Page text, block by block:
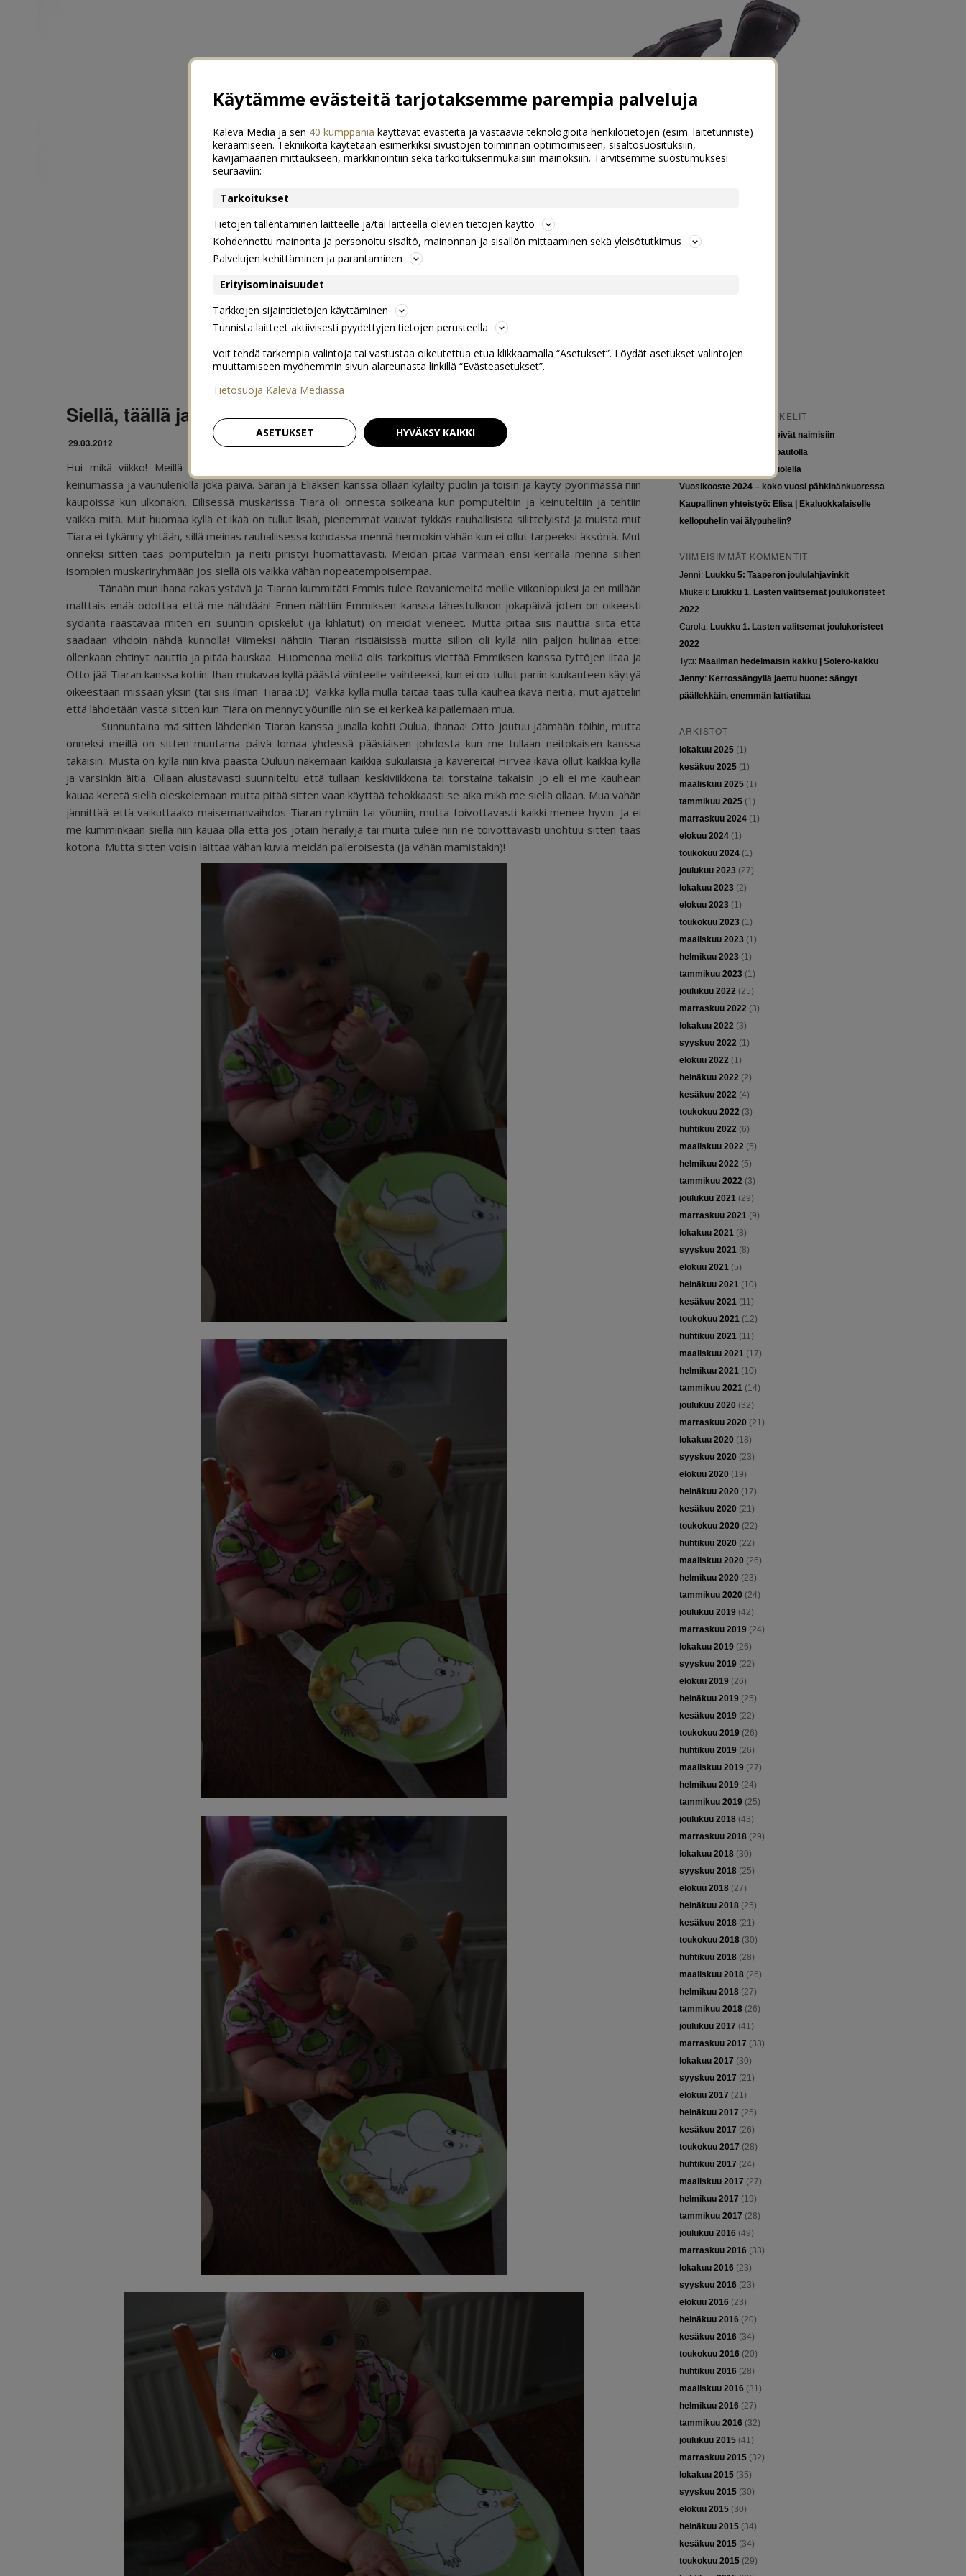
Siellä, täällä ja tuolla
29.03.2012
Hui mikä viikko! Meillä on ollut niin kiirettä joka päivä, ollaan huideltu muskarissa, vauvakerhossa, puistossa
keinumassa ja vaunulenkillä joka päivä. Saran ja Eliaksen kanssa ollaan kyläilty puolin ja toisin ja käyty pyörimässä niin
kaupoissa kun ulkonakin. Eilisessä muskarissa Tiara oli onnesta soikeana kun pomputeltiin ja keinuteltiin ja tehtiin
vaikka mitä. Mut huomaa kyllä et ikää on tullut lisää, pienemmät vauvat tykkäs rauhallisista silittelyistä ja muista mut
Tiara ei tykänny yhtään, sillä meinas rauhallisessa kohdassa mennä hermokin vähän kun ei ollut tarpeeksi äksöniä. Mut
onneksi sitten taas pomputeltiin ja neiti piristyi huomattavasti. Meidän pitää varmaan ensi kerralla mennä siihen
isompien muskariryhmään jos siellä ois vaikka vähän nopeatempoisempaa.
Tänään mun ihana rakas ystävä ja Tiaran kummitäti Emmis tulee Rovaniemeltä meille viikonlopuksi ja en millään
malttais enää odottaa että me nähdään! Ennen nähtiin Emmiksen kanssa lähestulkoon jokapäivä joten on oikeesti
sydäntä raastavaa miten eri suuntiin opiskelut (ja kihlatut) on meidät vieneet. Mutta pitää siis nauttia siitä että
saadaan vihdoin nähdä kunnolla! Viimeksi nähtiin Tiaran ristiäisissä mutta sillon oli kyllä niin paljon hulinaa ettei
ollenkaan ehtinyt nauttia ja pitää hauskaa. Huomenna meillä olis tarkoitus viettää Emmiksen kanssa tyttöjen iltaa ja
Otto jää Tiaran kanssa kotiin. Ihan mukavaa kyllä päästä viihteelle vaihteeksi, kun ei oo tullut pariin kuukauteen käytyä
oikeestaan missään yksin (tai siis ilman Tiaraa :D). Vaikka kyllä mulla taitaa taas tulla kauhea ikävä neitiä, mut ajattelin
että lähdetään vasta sitten kun Tiara on mennyt yöunille niin se ei kerkeä kaipailemaan mua.
Sunnuntaina mä sitten lähdenkin Tiaran kanssa junalla kohti Oulua, ihanaa! Otto joutuu jäämään töihin, mutta
onneksi meillä on sitten muutama päivä lomaa yhdessä pääsiäisen johdosta kun me tullaan neitokaisen kanssa
takaisin. Musta on kyllä niin kiva päästä Ouluun näkemään kaikkia sukulaisia ja kavereita! Hirveä ikävä ollut kaikkia kyllä
ja varsinkin äitiä. Ollaan alustavasti suunniteltu että tullaan keskiviikkona tai torstaina takaisin jo eli ei me kauhean
kauaa keretä siellä oleskelemaan mutta pitää sitten vaan käyttää tehokkaasti se aika mikä me siellä ollaan. Mua vähän
jännittää että vaikuttaako maisemanvaihdos Tiaran rytmiin tai yöuniin, mutta toivottavasti kaikki menee hyvin. Ja ei
me kumminkaan siellä niin kauaa olla että jos jotain heräilyjä tai muita tulee niin ne toivottavasti unohtuu sitten taas
kotona. Mutta sitten voisin laittaa vähän kuvia meidän palleroisesta (ja vähän mamistakin)!
VIIMEISIMMÄT ARTIKKELIT
Tytöt kuuluvat kouluun, eivät naimisiin
Euroopan roadtrip sähköautolla
Tyttöjen ja tasa-arvon puolella
Vuosikooste 2024 – koko vuosi pähkinänkuoressa
Kaupallinen yhteistyö: Elisa | Ekaluokkalaiselle
kellopuhelin vai älypuhelin?
VIIMEISIMMÄT KOMMENTIT
Jenni: Luukku 5: Taaperon joululahjavinkit
Miukeli: Luukku 1. Lasten valitsemat joulukoristeet
2022
Carola: Luukku 1. Lasten valitsemat joulukoristeet
2022
Tytti: Maailman hedelmäisin kakku | Solero-kakku
Jenny: Kerrossängyllä jaettu huone: sängyt
päällekkäin, enemmän lattiatilaa
ARKISTOT
lokakuu 2025(1)
kesäkuu 2025(1)
maaliskuu 2025(1)
tammikuu 2025(1)
marraskuu 2024(1)
elokuu 2024(1)
toukokuu 2024(1)
joulukuu 2023(27)
lokakuu 2023(2)
elokuu 2023(1)
toukokuu 2023(1)
maaliskuu 2023(1)
helmikuu 2023(1)
tammikuu 2023(1)
joulukuu 2022(25)
marraskuu 2022(3)
lokakuu 2022(3)
syyskuu 2022(1)
elokuu 2022(1)
heinäkuu 2022(2)
kesäkuu 2022(4)
toukokuu 2022(3)
huhtikuu 2022(6)
maaliskuu 2022(5)
helmikuu 2022(5)
tammikuu 2022(3)
joulukuu 2021(29)
marraskuu 2021(9)
lokakuu 2021(8)
syyskuu 2021(8)
elokuu 2021(5)
heinäkuu 2021(10)
kesäkuu 2021(11)
toukokuu 2021(12)
huhtikuu 2021(11)
maaliskuu 2021(17)
helmikuu 2021(10)
tammikuu 2021(14)
joulukuu 2020 (32)
marraskuu 2020 (21)
lokakuu 2020 (18)
syyskuu 2020 (23)
elokuu 2020 (19)
heinäkuu 2020 (17)
kesäkuu 2020 (21)
toukokuu 2020 (22)
huhtikuu 2020 (22)
maaliskuu 2020 (26)
helmikuu 2020 (23)
tammikuu 2020 (24)
joulukuu 2019(42)
marraskuu 2019(24)
lokakuu 2019(26)
syyskuu 2019(22)
elokuu 2019(26)
heinäkuu 2019(25)
kesäkuu 2019(22)
toukokuu 2019(26)
huhtikuu 2019(26)
maaliskuu 2019(27)
helmikuu 2019(24)
tammikuu 2019(25)
joulukuu 2018(43)
marraskuu 2018(29)
lokakuu 2018(30)
syyskuu 2018(25)
elokuu 2018(27)
heinäkuu 2018(25)
kesäkuu 2018(21)
toukokuu 2018(30)
huhtikuu 2018(28)
maaliskuu 2018(26)
helmikuu 2018(27)
tammikuu 2018(26)
joulukuu 2017 (41)
marraskuu 2017 (33)
lokakuu 2017 (30)
syyskuu 2017 (21)
elokuu 2017 (21)
heinäkuu 2017 (25)
kesäkuu 2017 (26)
toukokuu 2017 (28)
huhtikuu 2017 (24)
maaliskuu 2017 (27)
helmikuu 2017 (19)
tammikuu 2017 (28)
joulukuu 2016 (49)
marraskuu 2016 (33)
lokakuu 2016 (23)
syyskuu 2016 (23)
elokuu 2016 (23)
heinäkuu 2016 (20)
kesäkuu 2016 (34)
toukokuu 2016 (20)
huhtikuu 2016 (28)
maaliskuu 2016 (31)
helmikuu 2016 (27)
tammikuu 2016 (32)
joulukuu 2015(41)
marraskuu 2015(32)
lokakuu 2015(35)
syyskuu 2015(30)
elokuu 2015(30)
heinäkuu 2015(34)
kesäkuu 2015(34)
toukokuu 2015(29)
Käytämme evästeitä tarjotaksemme parempia palveluja
Kaleva Media ja sen 40 kumppania käyttävät evästeitä ja vastaavia teknologioita henkilötietojen (esim. laitetunniste)
keräämiseen. Tekniikoita käytetään esimerkiksi sivustojen toiminnan optimoimiseen, sisältösuosituksiin,
kävijämäärien mittaukseen, markkinointiin sekä tarkoituksenmukaisiin mainoksiin. Tarvitsemme suostumuksesi
seuraaviin:
Tarkoitukset
Tietojen tallentaminen laitteelle ja/tai laitteella olevien tietojen käyttö
Kohdennettu mainonta ja personoitu sisältö, mainonnan ja sisällön mittaaminen sekä yleisötutkimus
Palvelujen kehittäminen ja parantaminen
Erityisominaisuudet
Tarkkojen sijaintitietojen käyttäminen
Tunnista laitteet aktiivisesti pyydettyjen tietojen perusteella
Voit tehdä tarkempia valintoja tai vastustaa oikeutettua etua klikkaamalla “Asetukset”. Löydät asetukset valintojen
muuttamiseen myöhemmin sivun alareunasta linkillä “Evästeasetukset”.
Tietosuoja Kaleva Mediassa
ASETUKSET HYVÄKSY KAIKKI